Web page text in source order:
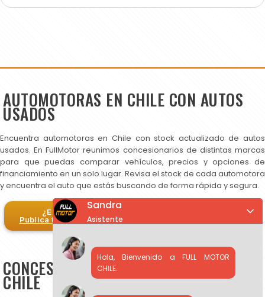
AUTOMOTORAS EN CHILE CON AUTOS
USADOS
Encuentra automotoras en Chile con stock actualizado de autos
usados. En FullMotor reunimos concesionarios de distintas marcas
para que puedas comparar vehículos, precios y opciones de
financiamiento en un solo lugar. Revisa el stock de cada automotora
y encuentra el auto que estás buscando de forma rápida y segura.
¿Eres automotora?
Publica tus autos en FullMotor
CONCESIONARIOS DE AUTOS USADOS EN
CHILE
Sandra
Asistente
Hola, Bienvenido a FULL MOTOR
CHILE.